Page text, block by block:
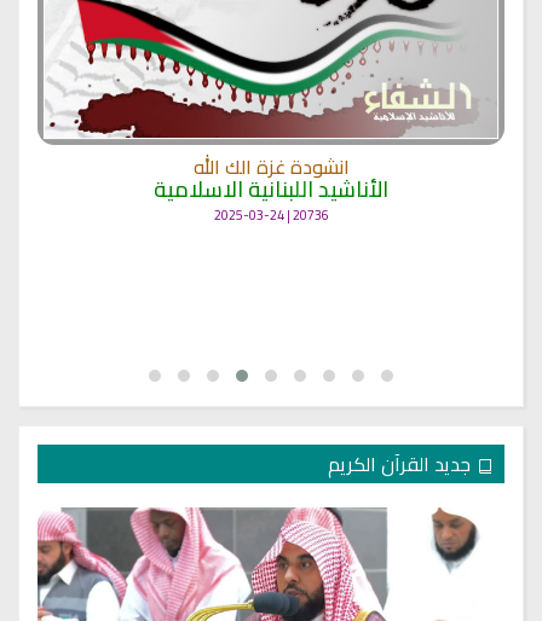
انشودة غزة الك الله
الأناشيد اللبنانية الاسلامية
20736 | 2025-03-24
جديد القرآن الكريم